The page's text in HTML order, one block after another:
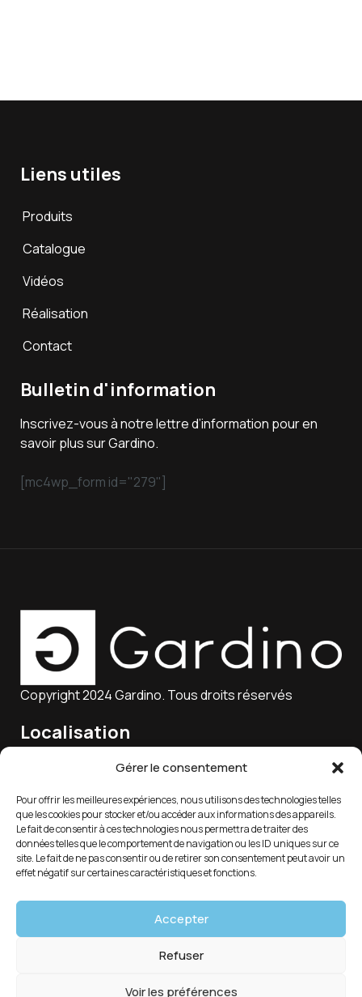
Gérer le consentement
Pour offrir les meilleures expériences, nous utilisons des technologies telles
que les cookies pour stocker et/ou accéder aux informations des appareils.
Le fait de consentir à ces technologies nous permettra de traiter des
données telles que le comportement de navigation ou les ID uniques sur ce
site. Le fait de ne pas consentir ou de retirer son consentement peut avoir un
effet négatif sur certaines caractéristiques et fonctions.
Accepter
Refuser
Voir les préférences
Liens utiles
Produits
Catalogue
Vidéos
Réalisation
Contact
Bulletin d'information
Inscrivez-vous à notre lettre d’information pour en
savoir plus sur Gardino.
[mc4wp_form id="279"]
Copyright 2024 Gardino. Tous droits réservés
Localisation
15 Rue Charles Marie Lagier, 25300 Pontarlier, France
Email
service-client@gardino.fr